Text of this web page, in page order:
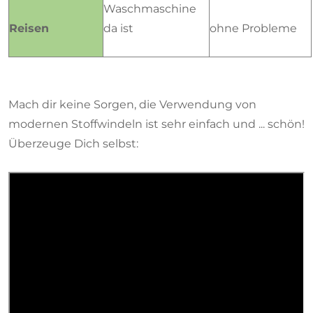
Reisen
Waschmaschine
da ist
ohne Probleme
Mach dir keine Sorgen, die Verwendung von
modernen Stoffwindeln ist sehr einfach und ... schön!
Überzeuge Dich selbst: